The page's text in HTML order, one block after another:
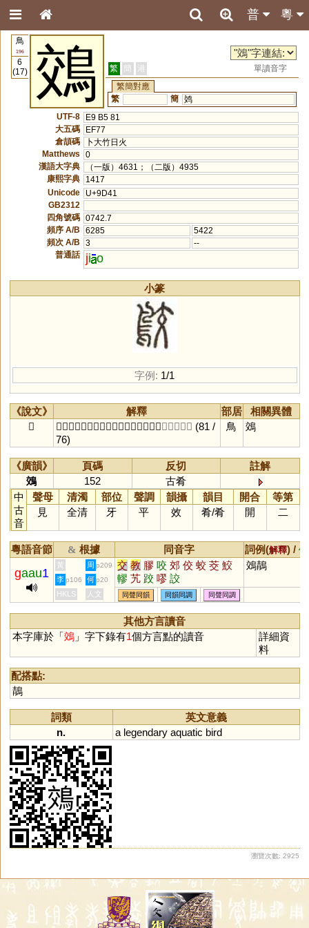
粵
普
鳥
196
6
(17)
鵁 繁 簡 港
單讀音字
繁簡對應
繁
簡 䴔
UTF-8
E9 B5 81
大五碼
EF77
倉頡碼
卜大竹日火
Matthews
0
漢語大字典
（一版）4631；（二版）4935
康熙字典
1417
Unicode
U+9D41
GB2312
四角號碼 0742.7
頻序 A/B
6285
5422
頻次 A/B
3
--
普通話
ji o
小篆
字例: 1/1
《說文》 解釋 部居
相關異體
𪁉
𪁉𪂴也。从鳥，交聲。一曰：𪁉𪈒也。 〔古肴切〕 (81 /
76)
鳥 鵁
《廣韻》 頁碼 反切
註解
鵁
152
古肴
中
古
音
聲母 清濁 部位 聲調 韻攝 韻目 開合
等第
見
全清 牙 平 效 肴/肴 開 二
粵語音節 & 根據 同音字 詞例(解釋) /
gaau1
黃 周 p209 交 教 膠 咬 郊 佼 蛟 茭 鮫
轇 艽 跤 嘐 詨
鵁鶄
李 p106 何 p20
HKLS 人文 同聲同韻 同韻同調 同聲同調
其他方言讀音
本字庫於「鵁」字下錄有1個方言點的讀音
詳細資
料
配搭點:
鶄
詞類
英文意義
n.
a legendary aquatic bird
瀏覽次數: 2925